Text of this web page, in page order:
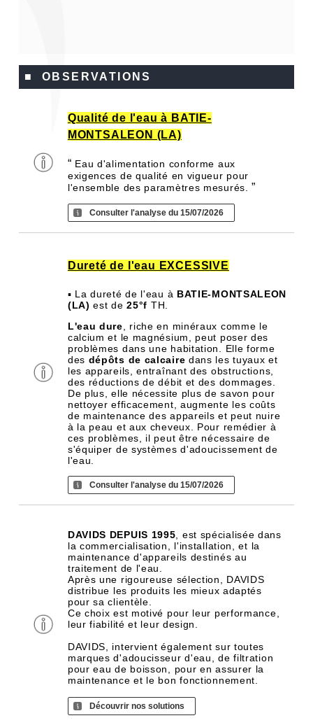
■ OBSERVATIONS
Qualité de l'eau à BATIE-
MONTSALEON (LA)
“ Eau d'alimentation conforme aux
exigences de qualité en vigueur pour
l'ensemble des paramètres mesurés.”
Consulter l'analyse du 15/07/2026
Dureté de l'eau EXCESSIVE
▪ La dureté de l'eau à BATIE-MONTSALEON
(LA) est de25°f TH.
L'eau dure , riche en minéraux comme le
calcium et le magnésium, peut poser des
problèmes dans une habitation. Elle forme
des dépôts de calcaire dans les tuyaux et
les appareils, entraînant des obstructions,
des réductions de débit et des dommages.
De plus, elle nécessite plus de savon pour
nettoyer efficacement, augmente les coûts
de maintenance des appareils et peut nuire
à la peau et aux cheveux. Pour remédier à
ces problèmes, il peut être nécessaire de
s'équiper de systèmes d'adoucissement de
l'eau.
Consulter l'analyse du 15/07/2026
DAVIDS DEPUIS 1995 , est spécialisée dans
la commercialisation, l'installation, et la
maintenance d'appareils destinés au
traitement de l'eau.
Après une rigoureuse sélection, DAVIDS
distribue les produits les mieux adaptés
pour sa clientèle.
Ce choix est motivé pour leur performance,
leur fiabilité et leur design.
DAVIDS, intervient également sur toutes
marques d'adoucisseur d'eau, de filtration
pour eau de boisson, pour en assurer la
maintenance et le bon fonctionnement.
Découvrir nos solutions